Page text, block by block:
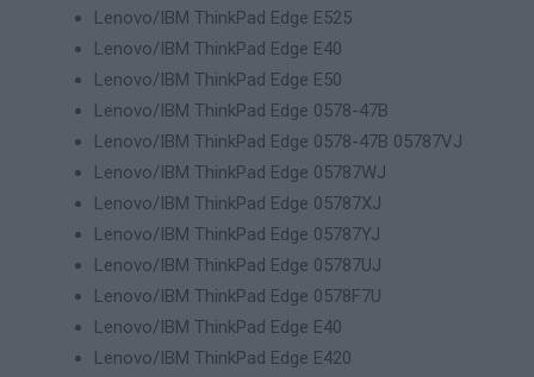
Lenovo/IBM ThinkPad Edge E525
Lenovo/IBM ThinkPad Edge E40
Lenovo/IBM ThinkPad Edge E50
Lenovo/IBM ThinkPad Edge 0578-47B
Lenovo/IBM ThinkPad Edge 0578-47B 05787VJ
Lenovo/IBM ThinkPad Edge 05787WJ
Lenovo/IBM ThinkPad Edge 05787XJ
Lenovo/IBM ThinkPad Edge 05787YJ
Lenovo/IBM ThinkPad Edge 05787UJ
Lenovo/IBM ThinkPad Edge 0578F7U
Lenovo/IBM ThinkPad Edge E40
Lenovo/IBM ThinkPad Edge E420